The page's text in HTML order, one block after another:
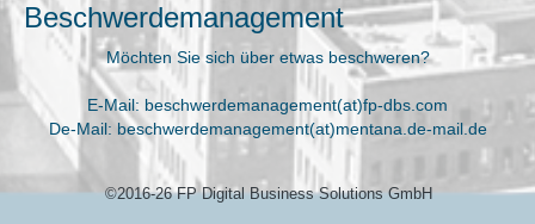
Beschwerdemanagement
Möchten Sie sich über etwas beschweren?
E-Mail: beschwerdemanagement(at)fp-dbs.com
De-Mail: beschwerdemanagement(at)mentana.de-mail.de
©2016-26 FP Digital Business Solutions GmbH